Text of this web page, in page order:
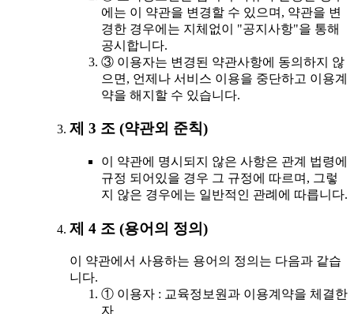
에는 이 약관을 변경할 수 있으며, 약관을 변
경한 경우에는 지체없이 "공지사항"을 통해
공시합니다.
③ 이용자는 변경된 약관사항에 동의하지 않
으면, 언제나 서비스 이용을 중단하고 이용계
약을 해지할 수 있습니다.
제 3 조 (약관외 준칙)
이 약관에 명시되지 않은 사항은 관계 법령에
규정 되어있을 경우 그 규정에 따르며, 그렇
지 않은 경우에는 일반적인 관례에 따릅니다.
제 4 조 (용어의 정의)
이 약관에서 사용하는 용어의 정의는 다음과 같습
니다.
① 이용자 : 교육정보원과 이용계약을 체결한
자